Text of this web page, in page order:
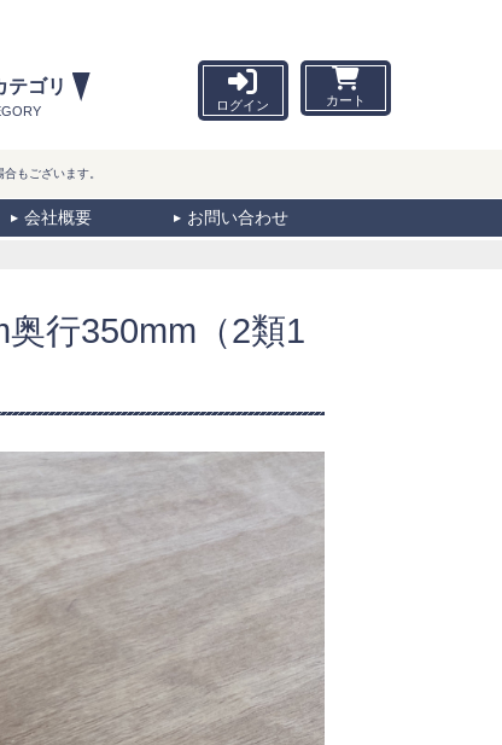
テゴリ
ログイン カート
もございます。
会社概要 お問い合わせ
行350mm（2類1